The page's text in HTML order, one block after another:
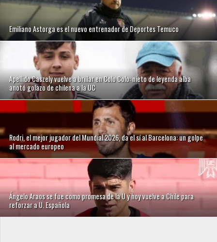
Emiliano Astorga es el nuevo entrenador de Deportes Temuco
Apellido Caszely vuelve a brillar en Colo Colo: nieto de leyenda alba
anotó golazo de chilena a la UC
Rodri, el mejor jugador del Mundial 2026, da el sí al Barcelona: un golpe
al mercado europeo
Ángelo Araos se fue como promesa de la U y hoy vuelve a Chile para
reforzar a U. Española